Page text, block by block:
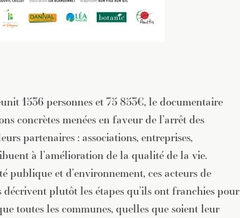
1536 personnes et 75 853€, le documentaire
concrètes menées en faveur de l’arrêt des
partenaires : associations, entreprises,
à l’amélioration de la qualité de la vie.
publique et d’environnement, ces acteurs de
plutôt les étapes qu’ils ont franchies pour
toutes les communes, quelles que soient leur